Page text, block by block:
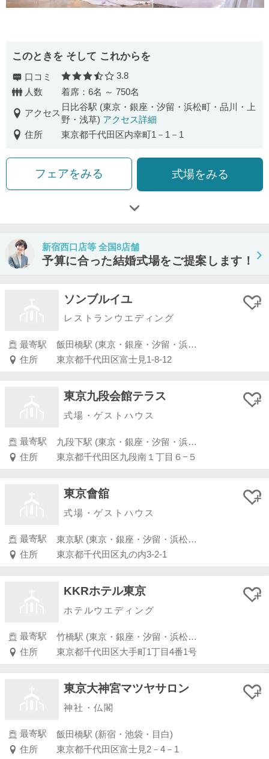
このときを そして これからを
口コミ 口コミ評価
3.8
人数
着席：6名 ～ 750名
アクセス
日比谷駅 (東京・銀座・汐留・浜松町・品川・上
野・浅草) アクセス詳細
住所
東京都千代田区内幸町1－1－1
フェアをみる 式場をみる
新宿西口店等 全国8店舗
予算に合った結婚式場をご提案します！
ソンブルイユ
レストランウエディング
最寄駅
飯田橋駅 (東京・銀座・汐留・浜松町・品川・上野・浅草)
住所
東京都千代田区富士見1-8-12
東京九段会館テラス
式場・ゲストハウス
最寄駅
九段下駅 (東京・銀座・汐留・浜松町・品川・上野・浅草)
住所
東京都千代田区九段南１丁目６−５
東京會舘
式場・ゲストハウス
最寄駅
東京駅 (東京・銀座・汐留・浜松町・品川・上野・浅草)
住所
東京都千代田区丸の内3-2-1
KKRホテル東京
ホテルウエディング
最寄駅
竹橋駅 (東京・銀座・汐留・浜松町・品川・上野・浅草)
住所
東京都千代田区大手町1丁目4番1号
東京大神宮マツヤサロン
神社・仏閣
最寄駅
飯田橋駅 (新宿・池袋・目白)
住所
東京都千代田区富士見2－4－1